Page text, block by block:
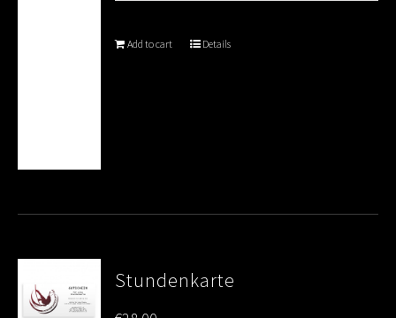
Add to cart Details
Stundenkarte